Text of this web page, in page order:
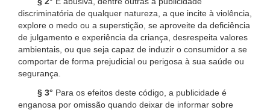
discriminatória de qualquer natureza, a que incite à violência,
explore o medo ou a superstição, se aproveite da deficiência
de julgamento e experiência da criança, desrespeita valores
ambientais, ou que seja capaz de induzir o consumidor a se
comportar de forma prejudicial ou perigosa à sua saúde ou
segurança.
§ 3° Para os efeitos deste código, a publicidade é
enganosa por omissão quando deixar de informar sobre